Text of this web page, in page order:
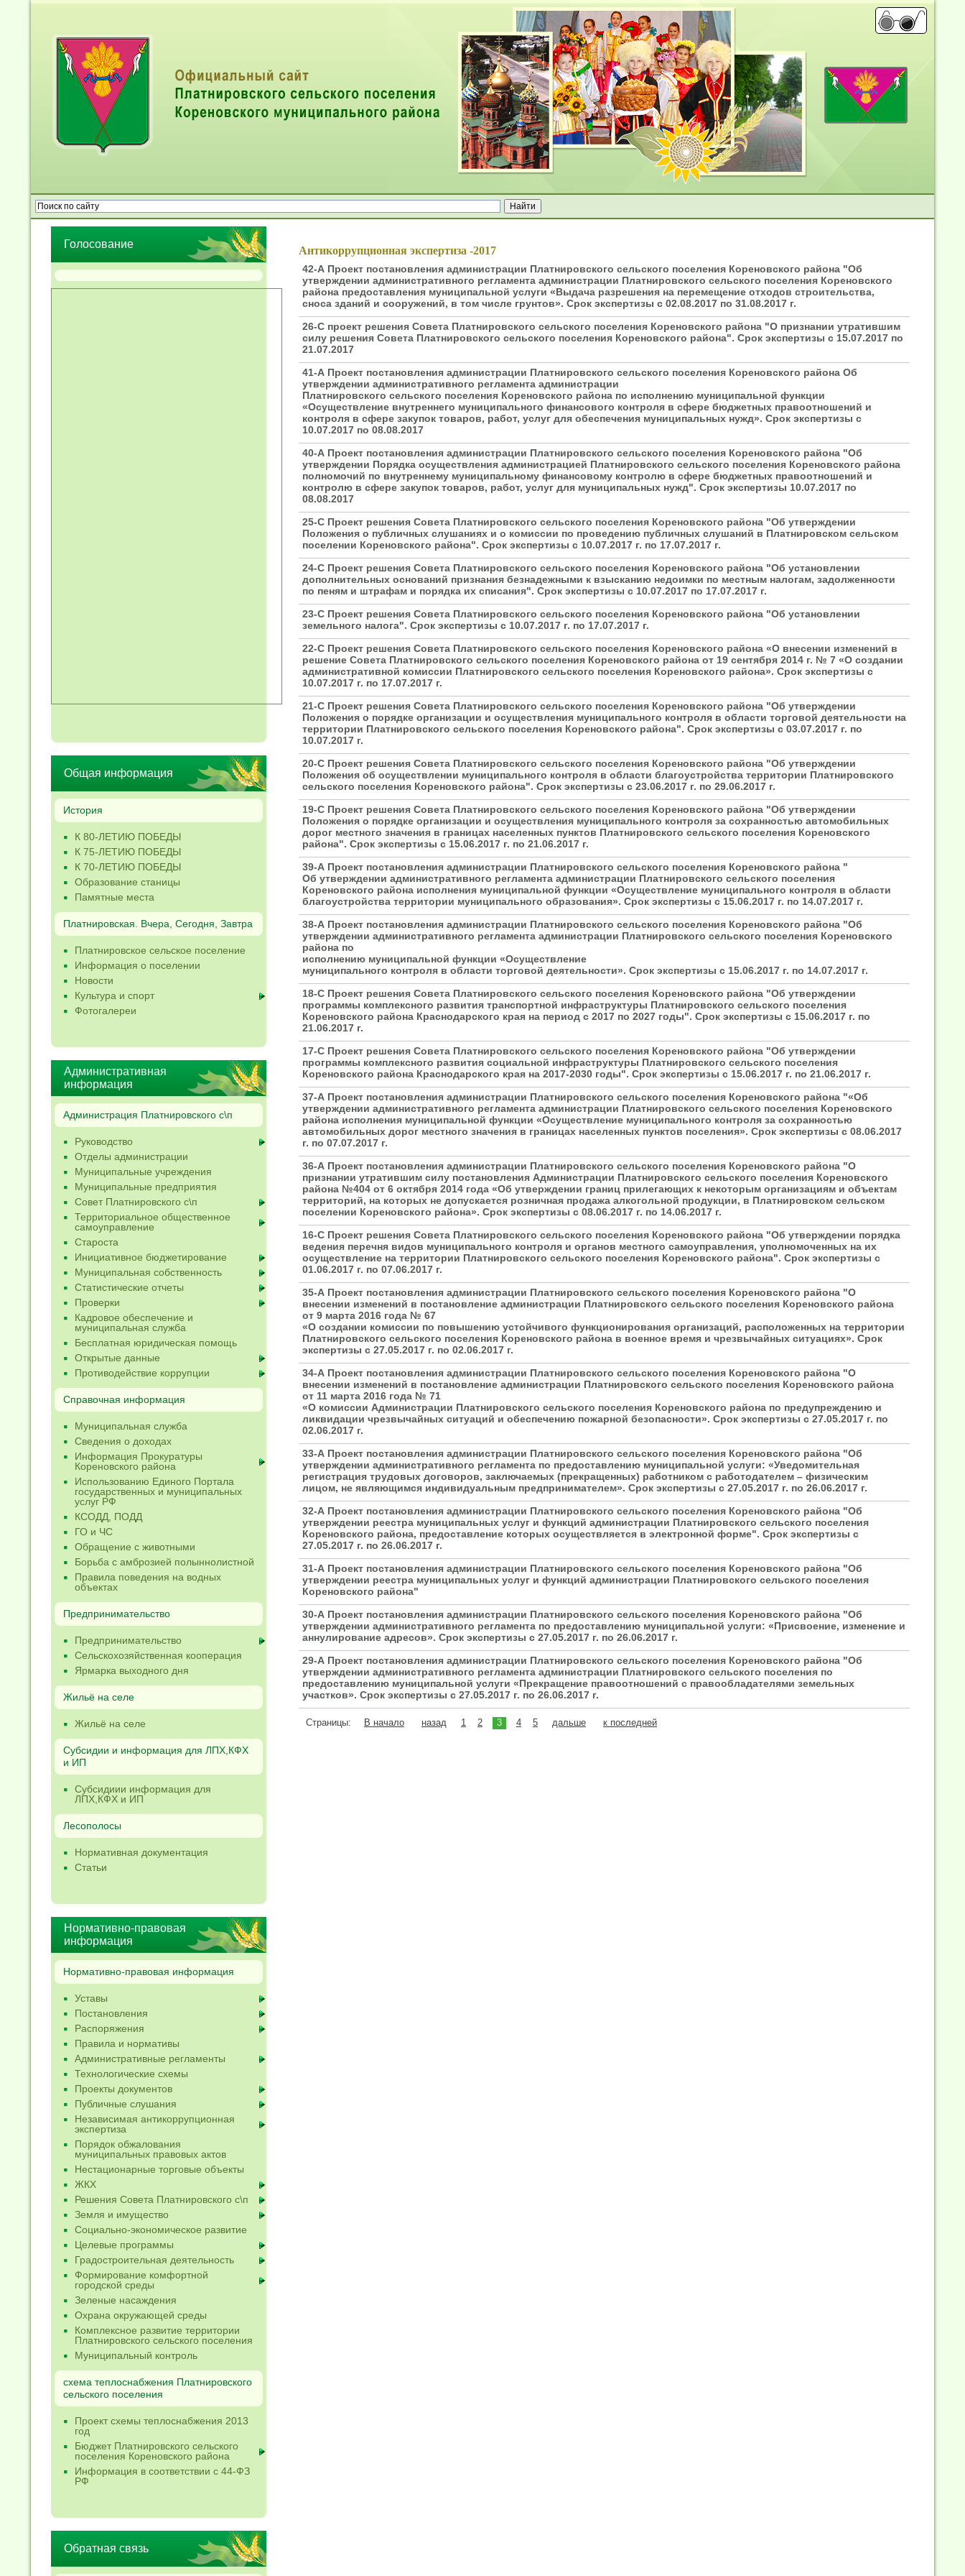
Голосование
Общая информация
История
К 80-ЛЕТИЮ ПОБЕДЫ
К 75-ЛЕТИЮ ПОБЕДЫ
К 70-ЛЕТИЮ ПОБЕДЫ
Образование станицы
Памятные места
Платнировская. Вчера, Сегодня, Завтра
Платнировское сельское поселение
Информация о поселении
Новости
Культура и спорт
Фотогалереи
Административная
информация
Администрация Платнировского с\п
Руководство
Отделы администрации
Муниципальные учреждения
Муниципальные предприятия
Совет Платнировского с\п
Территориальное общественное
самоуправление
Староста
Инициативное бюджетирование
Муниципальная собственность
Статистические отчеты
Проверки
Кадровое обеспечение и
муниципальная служба
Бесплатная юридическая помощь
Открытые данные
Противодействие коррупции
Справочная информация
Муниципальная служба
Сведения о доходах
Информация Прокуратуры
Кореновского района
Использованию Единого Портала
государственных и муниципальных
услуг РФ
КСОДД, ПОДД
ГО и ЧС
Обращение с животными
Борьба с амброзией полыннолистной
Правила поведения на водных
объектах
Предпринимательство
Предпринимательство
Сельскохозяйственная кооперация
Ярмарка выходного дня
Жильё на селе
Жильё на селе
Субсидии и информация для ЛПХ,КФХ
и ИП
Субсидиии информация для
ЛПХ,КФХ и ИП
Лесополосы
Нормативная документация
Статьи
Нормативно-правовая
информация
Нормативно-правовая информация
Уставы
Постановления
Распоряжения
Правила и нормативы
Административные регламенты
Технологические схемы
Проекты документов
Публичные слушания
Независимая антикоррупционная
экспертиза
Порядок обжалования
муниципальных правовых актов
Нестационарные торговые объекты
ЖКХ
Решения Совета Платнировского с\п
Земля и имущество
Социально-экономическое развитие
Целевые программы
Градостроительная деятельность
Формирование комфортной
городской среды
Зеленые насаждения
Охрана окружающей среды
Комплексное развитие территории
Платнировского сельского поселения
Муниципальный контроль
схема теплоснабжения Платнировского
сельского поселения
Проект схемы теплоснабжения 2013
год
Бюджет Платнировского сельского
поселения Кореновского района
Информация в соответствии с 44-ФЗ
РФ
Обратная связь
Антикоррупционная экспертиза -2017
42-А Проект постановления администрации Платнировского сельского поселения Кореновского района "Об
утверждении административного регламента администрации Платнировского сельского поселения Кореновского
района предоставления муниципальной услуги «Выдача разрешения на перемещение отходов строительства,
сноса зданий и сооружений, в том числе грунтов». Срок экспертизы с 02.08.2017 по 31.08.2017 г.
26-С проект решения Совета Платнировского сельского поселения Кореновского района "О признании утратившим
силу решения Совета Платнировского сельского поселения Кореновского района". Срок экспертизы с 15.07.2017 по
21.07.2017
41-А Проект постановления администрации Платнировского сельского поселения Кореновского района Об
утверждении административного регламента администрации
Платнировского сельского поселения Кореновского района по исполнению муниципальной функции
«Осуществление внутреннего муниципального финансового контроля в сфере бюджетных правоотношений и
контроля в сфере закупок товаров, работ, услуг для обеспечения муниципальных нужд». Срок экспертизы с
10.07.2017 по 08.08.2017
40-А Проект постановления администрации Платнировского сельского поселения Кореновского района "Об
утверждении Порядка осуществления администрацией Платнировского сельского поселения Кореновского района
полномочий по внутреннему муниципальному финансовому контролю в сфере бюджетных правоотношений и
контролю в сфере закупок товаров, работ, услуг для муниципальных нужд". Срок экспертизы 10.07.2017 по
08.08.2017
25-С Проект решения Совета Платнировского сельского поселения Кореновского района "Об утверждении
Положения о публичных слушаниях и о комиссии по проведению публичных слушаний в Платнировском сельском
поселении Кореновского района". Срок экспертизы с 10.07.2017 г. по 17.07.2017 г.
24-С Проект решения Совета Платнировского сельского поселения Кореновского района "Об установлении
дополнительных оснований признания безнадежными к взысканию недоимки по местным налогам, задолженности
по пеням и штрафам и порядка их списания". Срок экспертизы с 10.07.2017 по 17.07.2017 г.
23-С Проект решения Совета Платнировского сельского поселения Кореновского района "Об установлении
земельного налога". Срок экспертизы с 10.07.2017 г. по 17.07.2017 г.
22-С Проект решения Совета Платнировского сельского поселения Кореновского района «О внесении изменений в
решение Совета Платнировского сельского поселения Кореновского района от 19 сентября 2014 г. № 7 «О создании
административной комиссии Платнировского сельского поселения Кореновского района». Срок экспертизы с
10.07.2017 г. по 17.07.2017 г.
21-С Проект решения Совета Платнировского сельского поселения Кореновского района "Об утверждении
Положения о порядке организации и осуществления муниципального контроля в области торговой деятельности на
территории Платнировского сельского поселения Кореновского района". Срок экспертизы с 03.07.2017 г. по
10.07.2017 г.
20-С Проект решения Совета Платнировского сельского поселения Кореновского района "Об утверждении
Положения об осуществлении муниципального контроля в области благоустройства территории Платнировского
сельского поселения Кореновского района". Срок экспертизы с 23.06.2017 г. по 29.06.2017 г.
19-С Проект решения Совета Платнировского сельского поселения Кореновского района "Об утверждении
Положения о порядке организации и осуществления муниципального контроля за сохранностью автомобильных
дорог местного значения в границах населенных пунктов Платнировского сельского поселения Кореновского
района". Срок экспертизы с 15.06.2017 г. по 21.06.2017 г.
39-А Проект постановления администрации Платнировского сельского поселения Кореновского района "
Об утверждении административного регламента администрации Платнировского сельского поселения
Кореновского района исполнения муниципальной функции «Осуществление муниципального контроля в области
благоустройства территории муниципального образования». Срок экспертизы с 15.06.2017 г. по 14.07.2017 г.
38-А Проект постановления администрации Платнировского сельского поселения Кореновского района "Об
утверждении административного регламента администрации Платнировского сельского поселения Кореновского
района по
исполнению муниципальной функции «Осуществление
муниципального контроля в области торговой деятельности». Срок экспертизы с 15.06.2017 г. по 14.07.2017 г.
18-С Проект решения Совета Платнировского сельского поселения Кореновского района "Об утверждении
программы комплексного развития транспортной инфраструктуры Платнировского сельского поселения
Кореновского района Краснодарского края на период с 2017 по 2027 годы". Срок экспертизы с 15.06.2017 г. по
21.06.2017 г.
17-С Проект решения Совета Платнировского сельского поселения Кореновского района "Об утверждении
программы комплексного развития социальной инфраструктуры Платнировского сельского поселения
Кореновского района Краснодарского края на 2017-2030 годы". Срок экспертизы с 15.06.2017 г. по 21.06.2017 г.
37-А Проект постановления администрации Платнировского сельского поселения Кореновского района "«Об
утверждении административного регламента администрации Платнировского сельского поселения Кореновского
района исполнения муниципальной функции «Осуществление муниципального контроля за сохранностью
автомобильных дорог местного значения в границах населенных пунктов поселения». Срок экспертизы с 08.06.2017
г. по 07.07.2017 г.
36-А Проект постановления администрации Платнировского сельского поселения Кореновского района "О
признании утратившим силу постановления Администрации Платнировского сельского поселения Кореновского
района №404 от 6 октября 2014 года «Об утверждении границ прилегающих к некоторым организациям и объектам
территорий, на которых не допускается розничная продажа алкогольной продукции, в Платнировском сельском
поселении Кореновского района». Срок экспертизы с 08.06.2017 г. по 14.06.2017 г.
16-С Проект решения Совета Платнировского сельского поселения Кореновского района "Об утверждении порядка
ведения перечня видов муниципального контроля и органов местного самоуправления, уполномоченных на их
осуществление на территории Платнировского сельского поселения Кореновского района". Срок экспертизы с
01.06.2017 г. по 07.06.2017 г.
35-А Проект постановления администрации Платнировского сельского поселения Кореновского района "О
внесении изменений в постановление администрации Платнировского сельского поселения Кореновского района
от 9 марта 2016 года № 67
«О создании комиссии по повышению устойчивого функционирования организаций, расположенных на территории
Платнировского сельского поселения Кореновского района в военное время и чрезвычайных ситуациях». Срок
экспертизы с 27.05.2017 г. по 02.06.2017 г.
34-А Проект постановления администрации Платнировского сельского поселения Кореновского района "О
внесении изменений в постановление администрации Платнировского сельского поселения Кореновского района
от 11 марта 2016 года № 71
«О комиссии Администрации Платнировского сельского поселения Кореновского района по предупреждению и
ликвидации чрезвычайных ситуаций и обеспечению пожарной безопасности». Срок экспертизы с 27.05.2017 г. по
02.06.2017 г.
33-А Проект постановления администрации Платнировского сельского поселения Кореновского района "Об
утверждении административного регламента по предоставлению муниципальной услуги: «Уведомительная
регистрация трудовых договоров, заключаемых (прекращенных) работником с работодателем – физическим
лицом, не являющимся индивидуальным предпринимателем». Срок экспертизы с 27.05.2017 г. по 26.06.2017 г.
32-А Проект постановления администрации Платнировского сельского поселения Кореновского района "Об
утверждении реестра муниципальных услуг и функций администрации Платнировского сельского поселения
Кореновского района, предоставление которых осуществляется в электронной форме". Срок экспертизы с
27.05.2017 г. по 26.06.2017 г.
31-А Проект постановления администрации Платнировского сельского поселения Кореновского района "Об
утверждении реестра муниципальных услуг и функций администрации Платнировского сельского поселения
Кореновского района"
30-А Проект постановления администрации Платнировского сельского поселения Кореновского района "Об
утверждении административного регламента по предоставлению муниципальной услуги: «Присвоение, изменение и
аннулирование адресов». Срок экспертизы с 27.05.2017 г. по 26.06.2017 г.
29-А Проект постановления администрации Платнировского сельского поселения Кореновского района "Об
утверждении административного регламента администрации Платнировского сельского поселения по
предоставлению муниципальной услуги «Прекращение правоотношений с правообладателями земельных
участков». Срок экспертизы с 27.05.2017 г. по 26.06.2017 г.
Страницы: В начало назад 1 2 3 4 5 дальше к последней